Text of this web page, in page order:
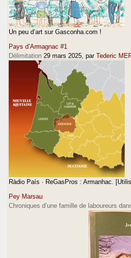
Un peu d’art sur Gasconha.com !
Pays d’Armagnac #1
Délimitation 29 mars 2025 , par Tederic
Ràdio País · ReGasPros : Armanhac.
Pey Marsau
Chroniques d’une famille de laboureurs